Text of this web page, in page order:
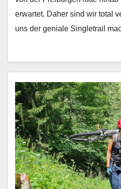
erwartet. Daher sind wir total
uns der geniale Singletrail